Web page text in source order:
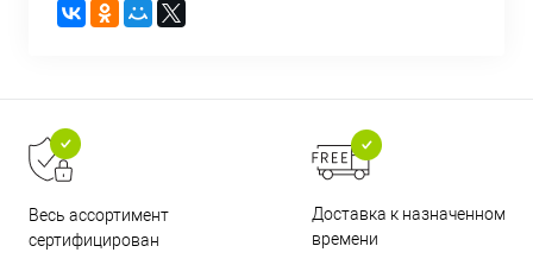
Весь ассортимент
сертифицирован
Доставка к назначенному
времени